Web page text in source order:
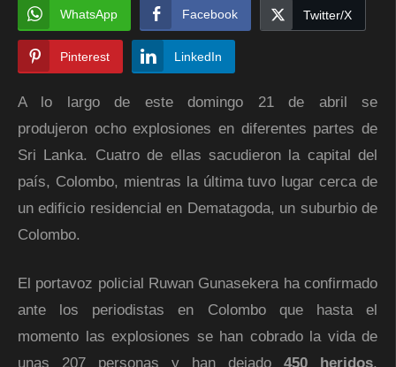
WhatsApp Facebook Twitter/X
Pinterest LinkedIn
A lo largo de este domingo 21 de abril se
produjeron ocho explosiones en diferentes partes de
Sri Lanka. Cuatro de ellas sacudieron la capital del
país, Colombo, mientras la última tuvo lugar cerca de
un edificio residencial en Dematagoda, un suburbio de
Colombo.
El portavoz policial Ruwan Gunasekera ha confirmado
ante los periodistas en Colombo que hasta el
momento las explosiones se han cobrado la vida de
unas 207 personas y han dejado 450 heridos,